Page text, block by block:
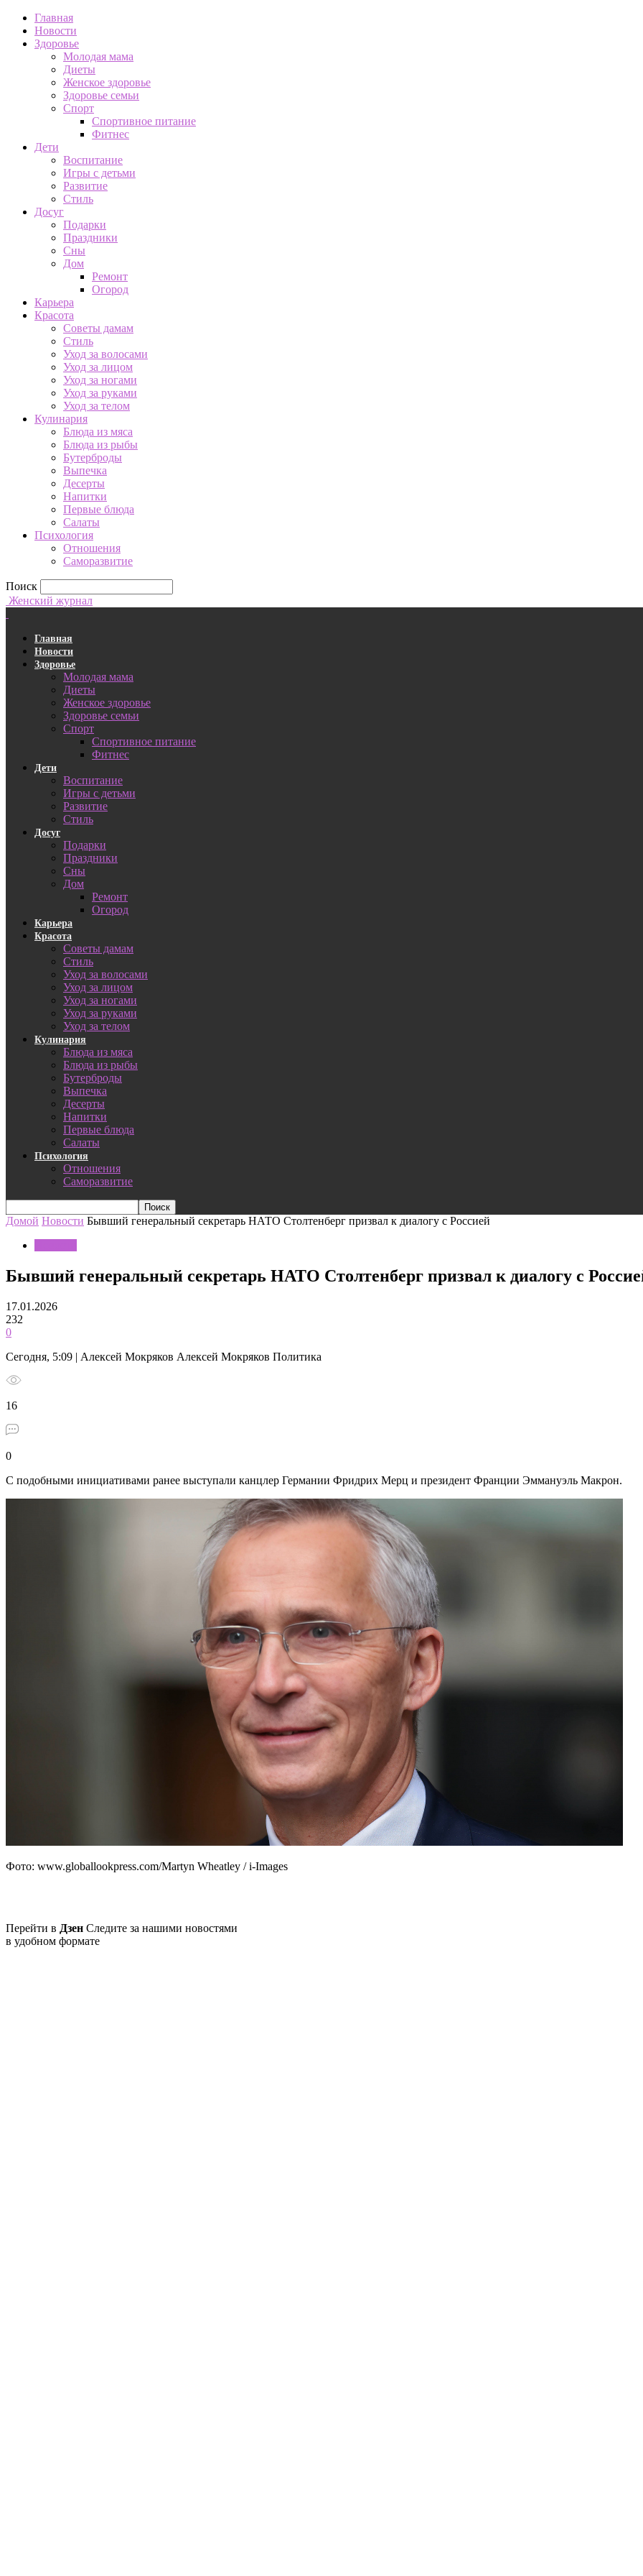
Главная
Новости
Здоровье
Молодая мама
Диеты
Женское здоровье
Здоровье семьи
Спорт
Спортивное питание
Фитнес
Дети
Воспитание
Игры с детьми
Развитие
Стиль
Досуг
Подарки
Праздники
Сны
Дом
Ремонт
Огород
Карьера
Красота
Советы дамам
Стиль
Уход за волосами
Уход за лицом
Уход за ногами
Уход за руками
Уход за телом
Кулинария
Блюда из мяса
Блюда из рыбы
Бутерброды
Выпечка
Десерты
Напитки
Первые блюда
Салаты
Психология
Отношения
Саморазвитие
Поиск
Женский журнал
Главная
Новости
Здоровье
Молодая мама
Диеты
Женское здоровье
Здоровье семьи
Спорт
Спортивное питание
Фитнес
Дети
Воспитание
Игры с детьми
Развитие
Стиль
Досуг
Подарки
Праздники
Сны
Дом
Ремонт
Огород
Карьера
Красота
Советы дамам
Стиль
Уход за волосами
Уход за лицом
Уход за ногами
Уход за руками
Уход за телом
Кулинария
Блюда из мяса
Блюда из рыбы
Бутерброды
Выпечка
Десерты
Напитки
Первые блюда
Салаты
Психология
Отношения
Саморазвитие
Домой Новости Бывший генеральный секретарь НАТО Столтенберг призвал к диалогу с Россией
Бывший генеральный секретарь НАТО Столтенберг призвал к диалогу с
17.01.2026
232
0
Сегодня, 5:09 | Алексей Мокряков Алексей Мокряков Политика
16
0
С подобными инициативами ранее выступали канцлер Германии Фридрих Мерц и президент Франции Эммануэль Макрон.
Фото: www.globallookpress.com/Martyn Wheatley / i-Images
Перейти в Дзен Следите за нашими новостями
в удобном формате